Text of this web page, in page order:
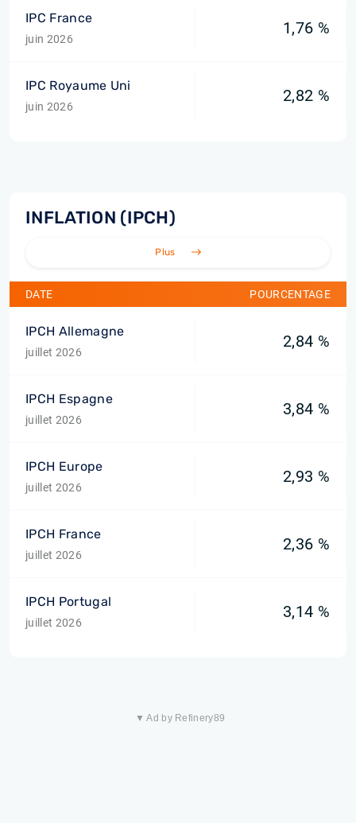
IPC France
juin 2026
1,76 %
IPC Royaume Uni
juin 2026
2,82 %
INFLATION (IPCH)
Plus
DATE POURCENTAGE
IPCH Allemagne
juillet 2026
2,84 %
IPCH Espagne
juillet 2026
3,84 %
IPCH Europe
juillet 2026
2,93 %
IPCH France
juillet 2026
2,36 %
IPCH Portugal
juillet 2026
3,14 %
▼ Ad by Refinery89